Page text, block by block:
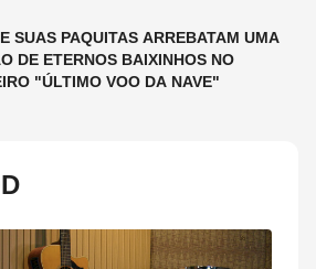
SUAS PAQUITAS ARREBATAM UMA
DE ETERNOS BAIXINHOS NO
"ÚLTIMO VOO DA NAVE"